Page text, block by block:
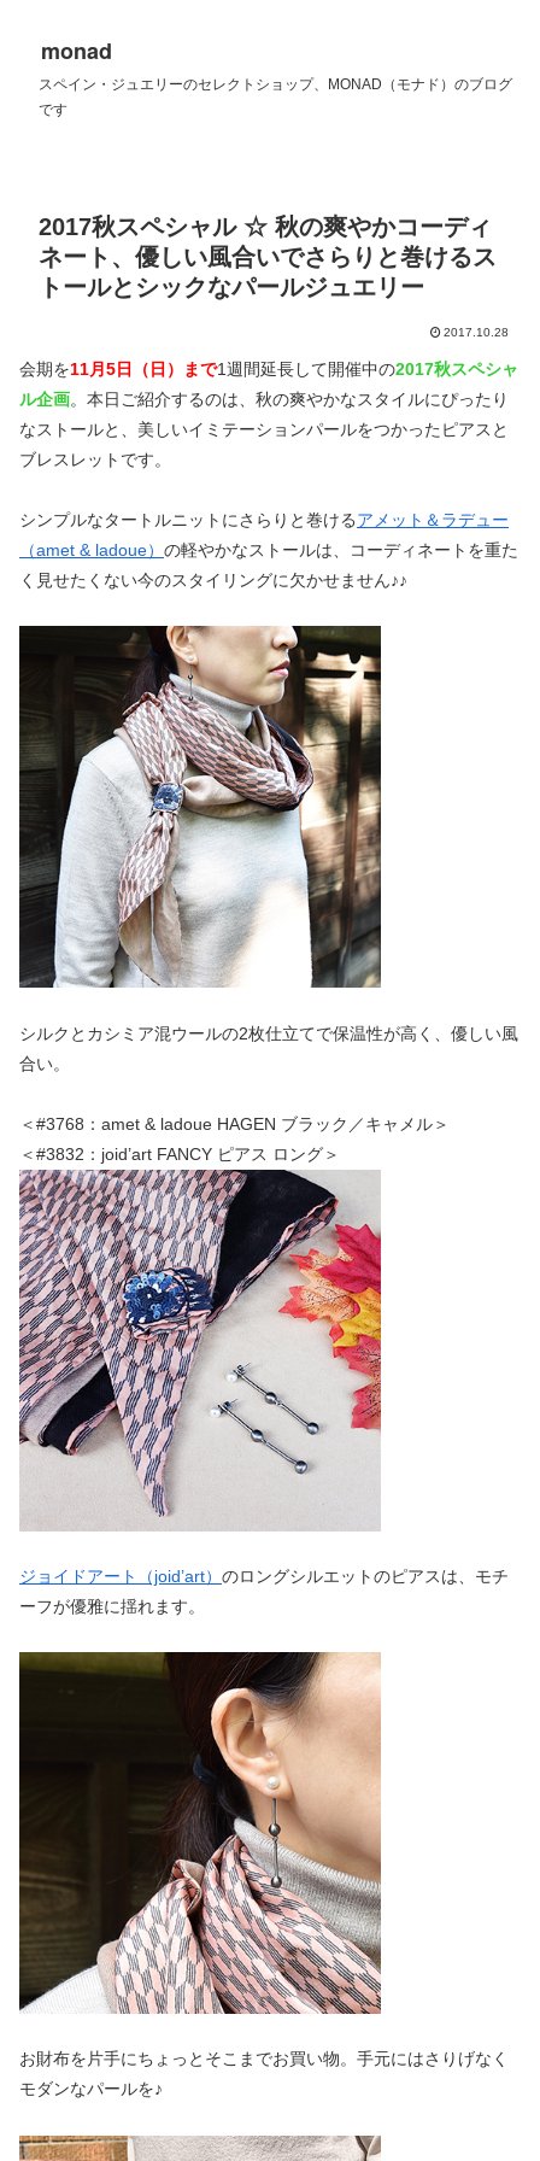
monad
スペイン・ジュエリーのセレクトショップ、MONAD（モナド）のブログ
です
2017秋スペシャル ☆ 秋の爽やかコーディ
ネート、優しい風合いでさらりと巻けるス
トールとシックなパールジュエリー
2017.10.28
会期を11月5日（日）まで1週間延長して開催中の2017秋スペシャ
ル企画。本日ご紹介するのは、秋の爽やかなスタイルにぴったり
なストールと、美しいイミテーションパールをつかったピアスと
ブレスレットです。
シンプルなタートルニットにさらりと巻けるアメット＆ラデュー
（amet & ladoue） の軽やかなストールは、コーディネートを重た
く見せたくない今のスタイリングに欠かせません♪♪
シルクとカシミア混ウールの2枚仕立てで保温性が高く、優しい風
合い。
＜#3768：amet & ladoue HAGEN ブラック／キャメル＞
＜#3832：joid’art FANCY ピアス ロング＞
ジョイドアート（joid’art） のロングシルエットのピアスは、モチ
ーフが優雅に揺れます。
お財布を片手にちょっとそこまでお買い物。手元にはさりげなく
モダンなパールを♪